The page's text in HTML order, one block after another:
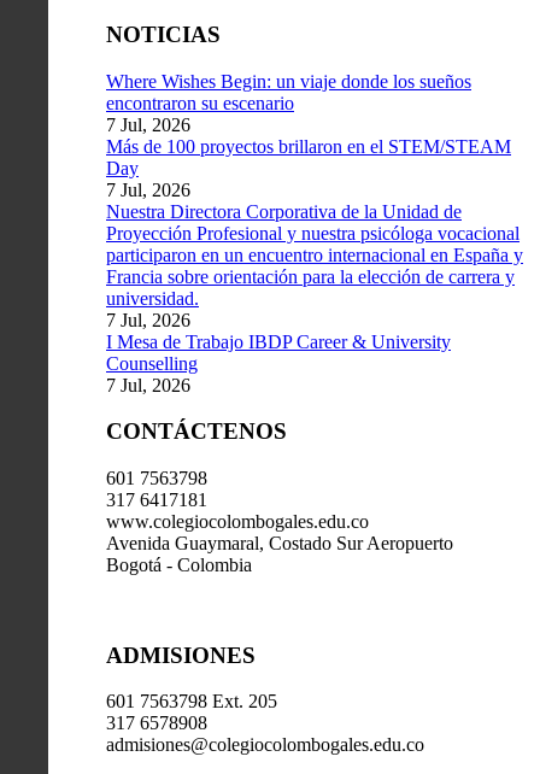
NOTICIAS
Where Wishes Begin: un viaje donde los sueños
encontraron su escenario
7 Jul, 2026
Más de 100 proyectos brillaron en el STEM/STEAM
Day
7 Jul, 2026
Nuestra Directora Corporativa de la Unidad de
Proyección Profesional y nuestra psicóloga vocacional
participaron en un encuentro internacional en España y
Francia sobre orientación para la elección de carrera y
universidad.
7 Jul, 2026
I Mesa de Trabajo IBDP Career & University
Counselling
7 Jul, 2026
CONTÁCTENOS
601 7563798
317 6417181
www.colegiocolombogales.edu.co
Avenida Guaymaral, Costado Sur Aeropuerto
Bogotá - Colombia
ADMISIONES
601 7563798 Ext. 205
317 6578908
admisiones@colegiocolombogales.edu.co